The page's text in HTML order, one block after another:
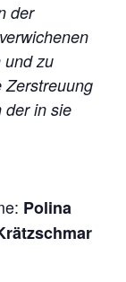
der
und zu
Zerstreuung
der in sie
Polina